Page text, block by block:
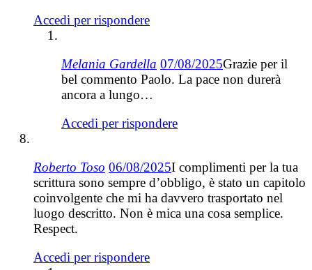
Accedi per rispondere
Melania Gardella 07/08/2025Grazie per il
bel commento Paolo. La pace non durerà
ancora a lungo…
Accedi per rispondere
Roberto Toso 06/08/2025I complimenti per la tua
scrittura sono sempre d’obbligo, è stato un capitolo
coinvolgente che mi ha davvero trasportato nel
luogo descritto. Non è mica una cosa semplice.
Respect.
Accedi per rispondere